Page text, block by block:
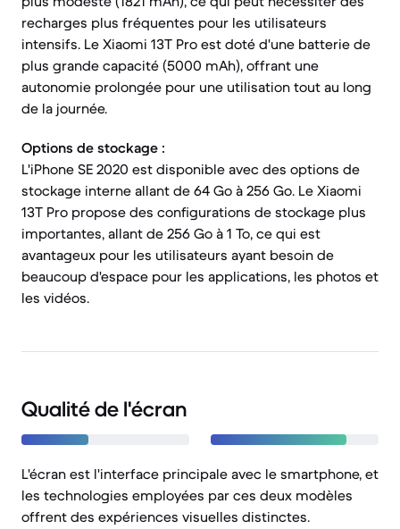
recharges plus fréquentes pour les utilisateurs
intensifs. Le Xiaomi 13T Pro est doté d'une batterie de
plus grande capacité (5000 mAh), offrant une
autonomie prolongée pour une utilisation tout au long
de la journée.
Options de stockage :
L'iPhone SE 2020 est disponible avec des options de
stockage interne allant de 64 Go à 256 Go. Le Xiaomi
13T Pro propose des configurations de stockage plus
importantes, allant de 256 Go à 1 To, ce qui est
avantageux pour les utilisateurs ayant besoin de
beaucoup d'espace pour les applications, les photos et
les vidéos.
Qualité de l'écran
L'écran est l'interface principale avec le smartphone, et
les technologies employées par ces deux modèles
offrent des expériences visuelles distinctes.